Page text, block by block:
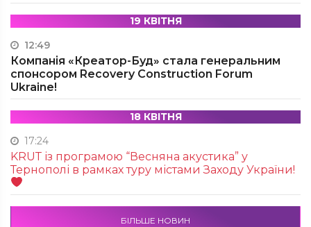
19 КВІТНЯ
12:49
Компанія «Креатор-Буд» стала генеральним
спонсором Recovery Construction Forum
Ukraine!
18 КВІТНЯ
17:24
KRUТ із програмою “Весняна акустика” у
Тернополі в рамках туру містами Заходу України!
БІЛЬШЕ НОВИН